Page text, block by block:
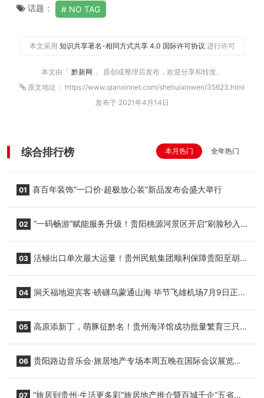
话题： NO TAG
本文采用 知识共享署名-相同方式共享 4.0 国际许可协议 进行许可
本文由「 黔新网 」 原创或整理后发布，欢迎分享和转发。
原文地址： https://www.qianxinnet.com/shehuixinwen/35623.html
发布于 2021年4月14日
综合排行榜 本月热门 全年热门
01 喜百年装饰“一口价·超极放心装”新品发布会盛大举行
02 “一码畅游”赋能服务升级！贵阳桃源河景区开启“刷脸秒入
03 活鳗出口单次最大运量！贵州民航集团顺利保障贵阳至胡
04 洞天福地迎宾客·磅礴乌蒙通山海 毕节飞雄机场7月9日正式
05 高原添新丁，萌豚征黔名！贵州海洋馆成功批量繁育三只
06 贵阳路边音乐会·旅居地产专场本周五晚在国际会议展览中
07 “旅居到贵州·生活更多彩”旅居地产推介暨百城千企“五省